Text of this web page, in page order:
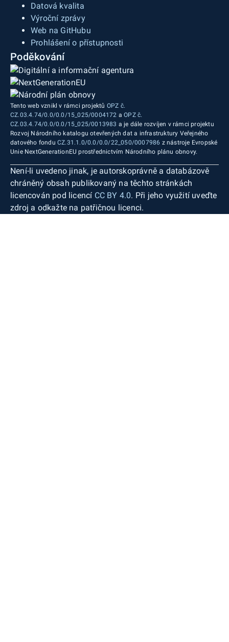
Datová kvalita
Výroční zprávy
Web na GitHubu
Prohlášení o přístupnosti
Poděkování
Tento web vznikl v rámci projektů OPZ č.
CZ.03.4.74/0.0/0.0/15_025/0004172 aOPZ č.
CZ.03.4.74/0.0/0.0/15_025/0013983 a je dále rozvíjen v rámci projektu
Rozvoj Národního katalogu otevřených dat a infrastruktury Veřejného
datového fondu CZ.31.1.0/0.0/0.0/22_050/0007986 z nástroje Evropské
Unie NextGenerationEU prostřednictvím Národního plánu obnovy.
Není-li uvedeno jinak, je autorskoprávně a databázově
chráněný obsah publikovaný na těchto stránkách
licencován pod licencí CC BY 4.0. Při jeho využití uveďte
zdroj a odkažte na patřičnou licenci.